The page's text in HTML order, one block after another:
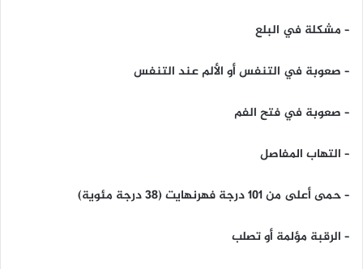
– مشكلة في البلع
– صعوبة في التنفس أو الألم عند التنفس
– صعوبة في فتح الفم
– التهاب المفاصل
– حمى أعلى من 101 درجة فهرنهايت (38 درجة مئوية)
– الرقبة مؤلمة أو تصلب